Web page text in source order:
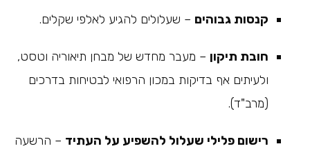
קנסות גבוהים– שעלולים להגיע לאלפי שקלים.
חובת תיקון– מעבר מחדש של מבחן תיאוריה וטסט,
ולעיתים אף בדיקות במכון הרפואי לבטיחות בדרכים
(מרב"ד).
רישום פלילי שעלול להשפיע על העתיד– הרשעה